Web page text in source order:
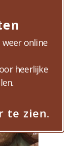
online
heerlijke
te zien.